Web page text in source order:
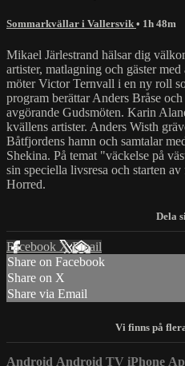
Sommarkvällar i Vallersvik • 1h 48m
Mikael Järlestrand hälsar dig
artister, matlagning och gäster
möter Victor Ternvall i en ny roll
program berättar Anders Bråse
avgörande Gudsmöten. Karin
kvällens artister. Anders Wisth
Båtfjordens hamn och samtalar
Shekina. På temat "väckelse på
sin speciella livsresa och starten
Horred.
Facebook XEmail
Share on Facebook
Share on X
Share via Email
Android Android TV iPhone